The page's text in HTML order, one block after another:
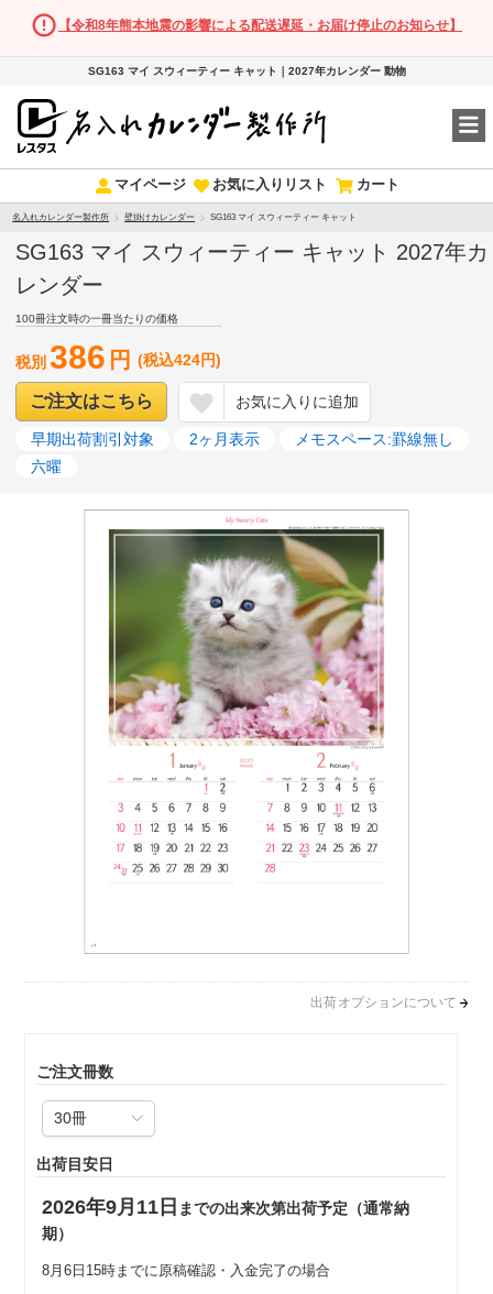
【令和8年熊本地震の影響による配送遅延・お届け停止のお知らせ】
SG163 マイ スウィーティー キャット｜2027年カレンダー 動物
マイページ お気に入りリスト カート
名入れカレンダー製作所 壁掛けカレンダー SG163 マイ スウィーティー キャット
SG163 マイ スウィーティー キャット 2027年カ
レンダー
100冊注文時の一冊当たりの価格
税別386 円 (税込424円)
ご注文はこちら お気に入りに追加
早期出荷割引対象 2ヶ月表示
メモスペース:罫線無し
六曜
出荷オプションについて
ご注文冊数
出荷目安日
2026年9月11日 までの出来次第出荷予定（通常納
期）
8月6日15時までに原稿確認・入金完了の場合